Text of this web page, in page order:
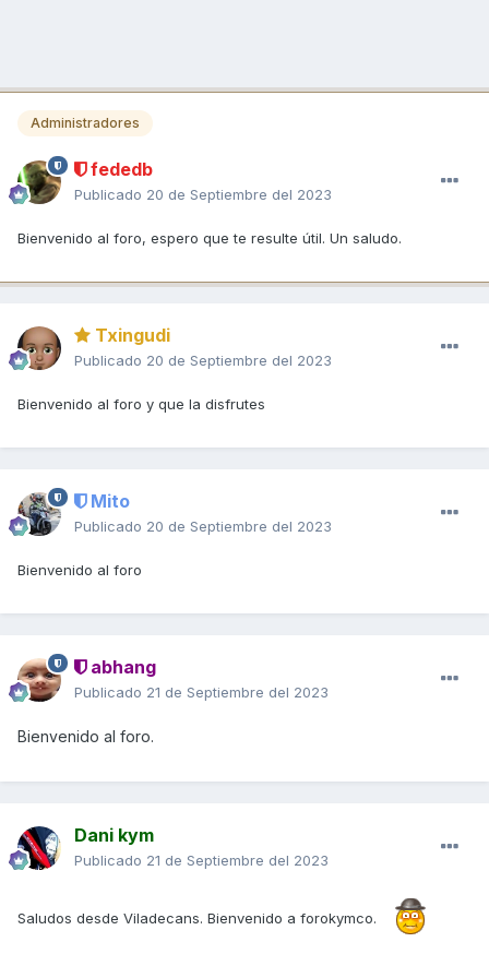
Administradores
fededb
Publicado 20 de Septiembre del 2023
Bienvenido al foro, espero que te resulte útil. Un saludo.
Txingudi
Publicado 20 de Septiembre del 2023
Bienvenido al foro y que la disfrutes
Mito
Publicado 20 de Septiembre del 2023
Bienvenido al foro
abhang
Publicado 21 de Septiembre del 2023
Bienvenido al foro.
Dani kym
Publicado 21 de Septiembre del 2023
Saludos desde Viladecans. Bienvenido a forokymco.